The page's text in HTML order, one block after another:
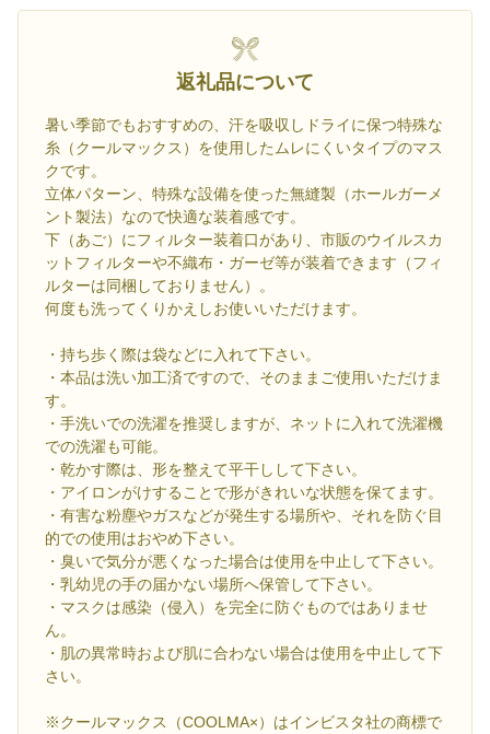
返礼品について
暑い季節でもおすすめの、汗を吸収しドライに保つ特殊な
糸（クールマックス）を使用したムレにくいタイプのマス
クです。
立体パターン、特殊な設備を使った無縫製（ホールガーメ
ント製法）なので快適な装着感です。
下（あご）にフィルター装着口があり、市販のウイルスカ
ットフィルターや不織布・ガーゼ等が装着できます（フィ
ルターは同梱しておりません）。
何度も洗ってくりかえしお使いいただけます。
・持ち歩く際は袋などに入れて下さい。
・本品は洗い加工済ですので、そのままご使用いただけま
す。
・手洗いでの洗濯を推奨しますが、ネットに入れて洗濯機
での洗濯も可能。
・乾かす際は、形を整えて平干しして下さい。
・アイロンがけすることで形がきれいな状態を保てます。
・有害な粉塵やガスなどが発生する場所や、それを防ぐ目
的での使用はおやめ下さい。
・臭いで気分が悪くなった場合は使用を中止して下さい。
・乳幼児の手の届かない場所へ保管して下さい。
・マスクは感染（侵入）を完全に防ぐものではありませ
ん。
・肌の異常時および肌に合わない場合は使用を中止して下
さい。
※クールマックス（COOLMA×）はインビスタ社の商標で